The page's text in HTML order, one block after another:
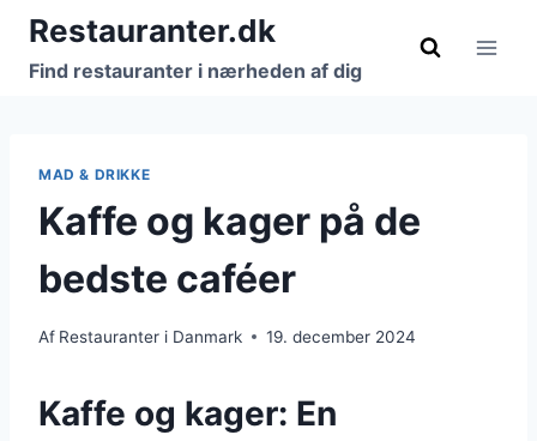
Fortsæt
indhold
Restauranter.dk
Find restauranter i nærheden af dig
MAD & DRIKKE
Kaffe og kager på de
bedste caféer
Af Restauranter i Danmark 19. december 2024
Kaffe og kager: En